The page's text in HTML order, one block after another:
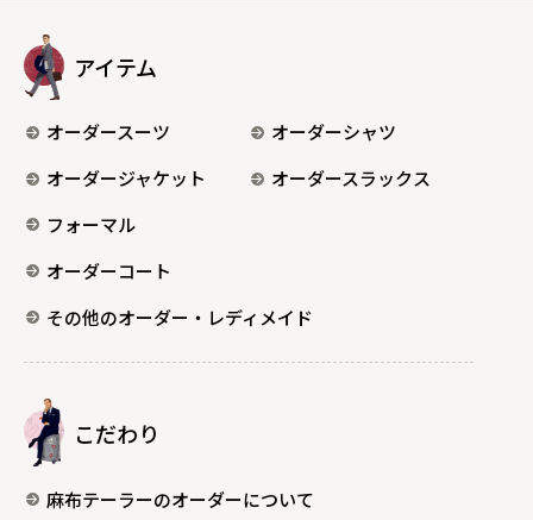
アイテム
オーダースーツ
オーダーシャツ
オーダージャケット
オーダースラックス
フォーマル
オーダーコート
その他のオーダー・レディメイド
こだわり
麻布テーラーのオーダーについて